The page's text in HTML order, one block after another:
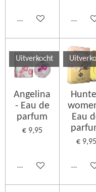
Houd mij op de hoogte
Houd
Uitverkocht
Angelina
- Eau de
parfum
€ 9,95
Houd mij op de hoogte
Eau
€ 9,95
Houd